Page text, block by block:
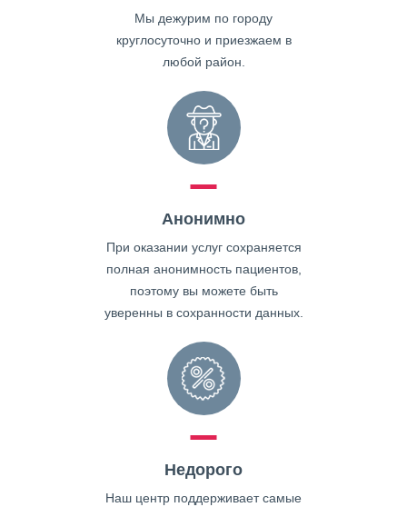
Мы дежурим по городу
круглосуточно и приезжаем в
любой район.
Анонимно
При оказании услуг сохраняется
полная анонимность пациентов,
поэтому вы можете быть
уверенны в сохранности данных.
Недорого
Наш центр поддерживает самые